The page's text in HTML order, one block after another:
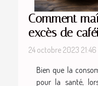
Comment
excès de
24 octobre 2023 21:46
Bien que la
pour la santé,